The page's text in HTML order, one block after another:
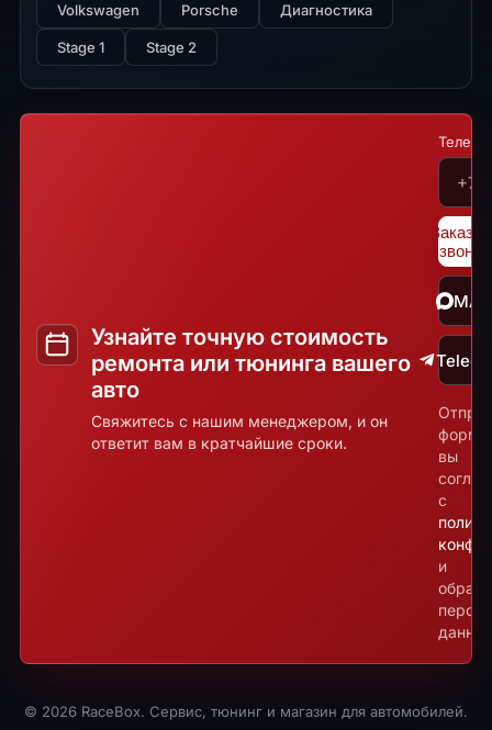
Volkswagen Porsche Диагностика
Stage 1 Stage 2
Узнайте точную стоимость
ремонта или тюнинга вашего
авто
Свяжитесь с нашим менеджером, и он
ответит вам в кратчайшие сроки.
звонок
форму,
вы
с
и
© 2026 RaceBox. Сервис, тюнинг и магазин для автомобилей.